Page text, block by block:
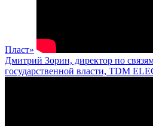
Пласт»
Дмитрий Зорин, директор по
государственной власти, TDM